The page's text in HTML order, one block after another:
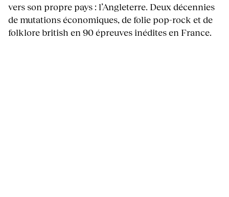
vers son propre pays : l’Angleterre. Deux décennies
de mutations économiques, de folie pop-rock et de
folklore british en 90 épreuves inédites en France.